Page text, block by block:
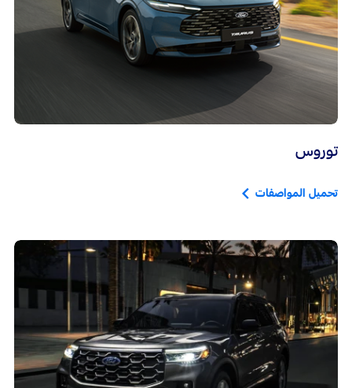
توروس
تحميل المواصفات